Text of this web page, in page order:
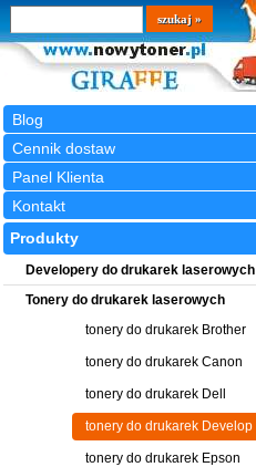
Blog
Cennik dostaw
Panel Klienta
Kontakt
Wyszukiwarka
szukaj
Produkty
Developery do drukarek laserowych
Tonery do drukarek laserowych
tonery do drukarek Brother
tonery do drukarek Canon
tonery do drukarek Dell
tonery do drukarek Develop
tonery do drukarek Epson